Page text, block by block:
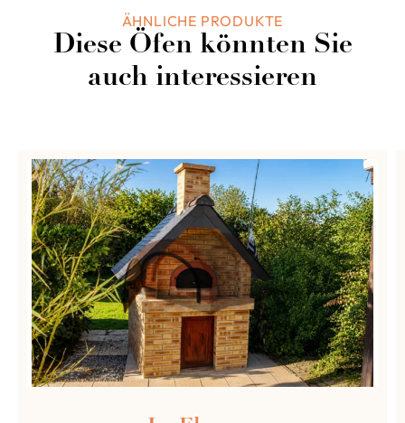
ÄHNLICHE PRODUKTE
Diese Öfen könnten Sie
auch interessieren